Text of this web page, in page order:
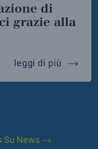
grazie alla
leggi di più una
Su News